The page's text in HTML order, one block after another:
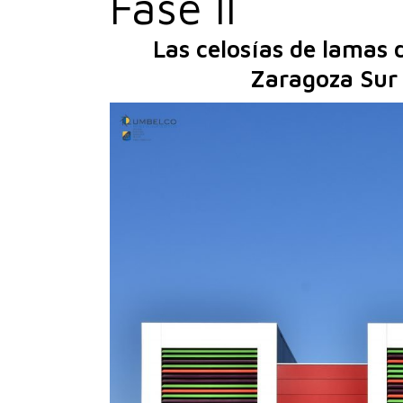
UPO-350
UPO-480
Las celosías de lamas
Zaragoza